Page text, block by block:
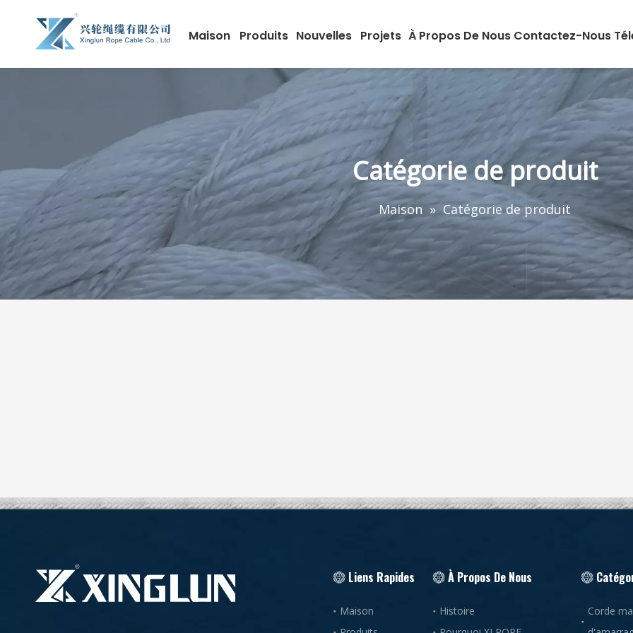
Maison Produits Nouvelles Projets À Propos De Nous Contactez-Nous
Catégorie de produit
Maison » Catégorie de produit
Liens Rapides
Maison
À Propos De Nous
Histoire
Corde